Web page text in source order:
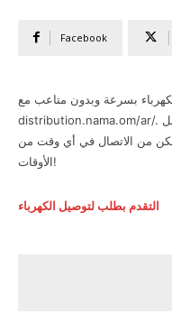
Facebook
بسرعة وبدون متاعب مع
distribution.nama.om/ar/. خدماتنا الموثوقة والآمنة تجعل من السهل
من الاتصال في أي وقت من
الأوقات!
التقدم بطلب لتوصيل الكهرباء